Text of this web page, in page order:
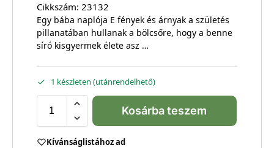
Cikkszám: 23132
Egy bába naplója E fények és árnyak a születés
pillanatában hullanak a bölcsőre, hogy a benne
síró kisgyermek élete asz …
1 készleten (utánrendelhető)
Kosárba teszem
Kívánságlistához ad